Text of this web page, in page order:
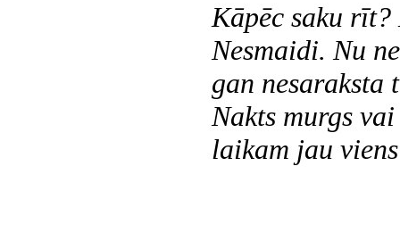
Kāpēc saku rīt?
Nesmaidi. Nu
gan nesaraksta
Nakts murgs
laikam jau